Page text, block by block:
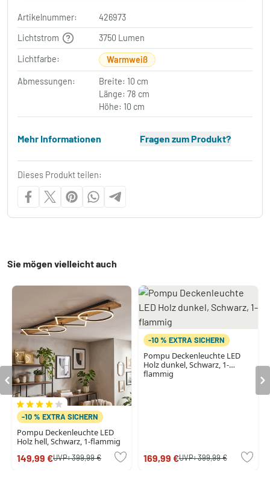
Artikelnummer:
426973
Lichtstrom
3750 Lumen
Lichtfarbe: Warmweiß
Abmessungen:
Breite: 10 cm
Länge: 78 cm
Höhe: 10 cm
Mehr Informationen Fragen zum Produkt?
Dieses Produkt teilen:
Sie mögen vielleicht auch
-10 % EXTRA SICHERN
Pompu Deckenleuchte LED
Holz hell, Schwarz, 1-flammig
149,99 €UVP:399,99 €
-10 % EXTRA SICHERN
Pompu Deckenleuchte LED
Holz dunkel, Schwarz, 1-
flammig
169,99 €UVP:399,99 €